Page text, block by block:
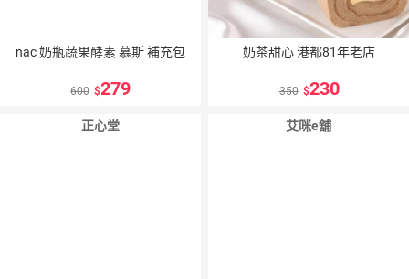
nac 奶瓶蔬果酵素 慕斯 補充包
600 279
奶茶甜心 港都81年老店
350 230
正心堂 艾咪e舖